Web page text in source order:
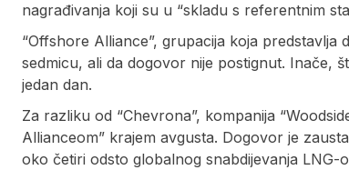
nagrađivanja koji su u “skladu s referentnim
“Offshore Alliance”, grupacija koja
sedmicu, ali da dogovor nije postignut. Inače,
jedan dan.
Za razliku od “Chevrona”, kompanija
Allianceom” krajem avgusta. Dogovor je
oko četiri odsto globalnog snabdijevanja LNG-